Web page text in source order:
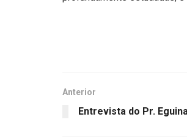
Anterior
Entrevista do Pr.